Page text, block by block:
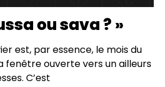
ou sava ? »
est, par essence, le mois du
fenêtre ouverte vers un ailleurs
C’est